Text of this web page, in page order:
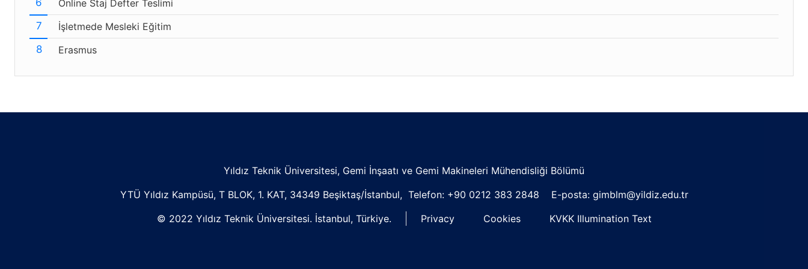
Online Staj Defter Teslimi
İşletmede Mesleki Eğitim
Erasmus
Yıldız Teknik Üniversitesi, Gemi İnşaatı ve Gemi Makineleri Mühendisliği Bölümü
YTÜ Yıldız Kampüsü, T BLOK, 1. KAT, 34349 Beşiktaş/İstanbul, Telefon: +90 0212 383 2848 E-posta: gimblm@yildiz.edu.tr
© 2022 Yıldız Teknik Üniversitesi. İstanbul, Türkiye.
Privacy Cookies KVKK Illumination Text